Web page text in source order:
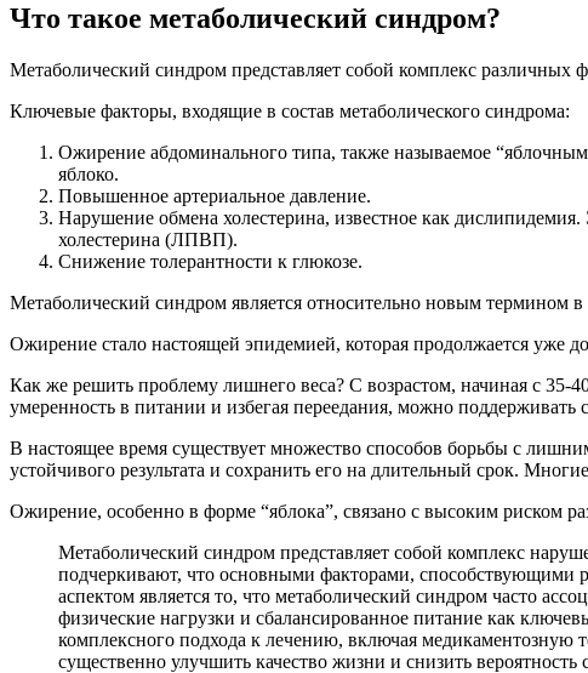
Что такое метаболический синдром?
Метаболический синдром представляет собой комплекс
Ключевые факторы, входящие в состав метаболического синдрома:
Ожирение абдоминального типа, также называемое
яблоко.
Повышенное артериальное давление.
Нарушение обмена холестерина, известное как
холестерина (ЛПВП).
Снижение толерантности к глюкозе.
Метаболический синдром является относительно новым термином
Ожирение стало настоящей эпидемией, которая продолжается уже
Как же решить проблему лишнего веса? С возрастом, начиная с 35-
умеренность в питании и избегая переедания, можно поддерживать
В настоящее время существует множество способов борьбы с
устойчивого результата и сохранить его на длительный срок.
Ожирение, особенно в форме “яблока”, связано с высоким риском
Метаболический синдром представляет собой комплекс
подчеркивают, что основными факторами, способствующими
аспектом является то, что метаболический синдром часто
физические нагрузки и сбалансированное питание как
комплексного подхода к лечению, включая
существенно улучшить качество жизни и снизить вероятность